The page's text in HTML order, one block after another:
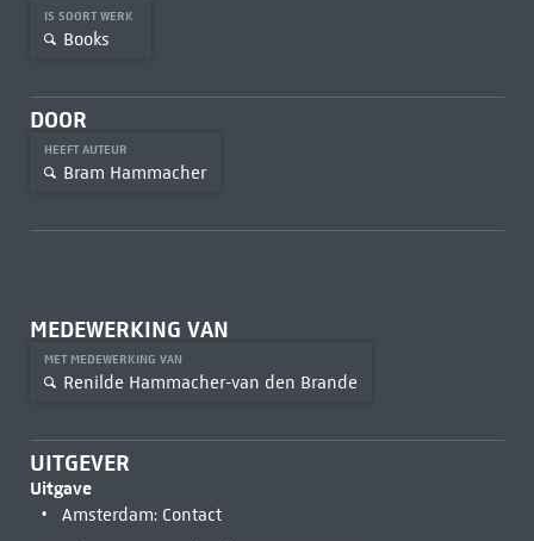
IS SOORT WERK
Books
DOOR
HEEFT AUTEUR
Bram Hammacher
MEDEWERKING VAN
MET MEDEWERKING VAN
Renilde Hammacher-van den Brande
UITGEVER
Uitgave
Amsterdam: Contact